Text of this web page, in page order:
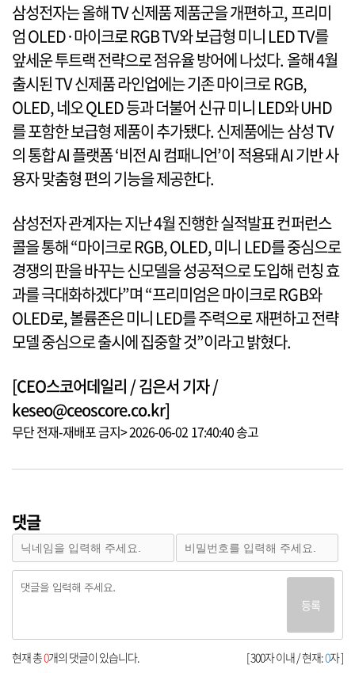
삼성전자는 올해 TV 신제품 제품군을 개편하고, 프리미
엄 OLED·마이크로 RGB TV와 보급형 미니 LED TV를
앞세운 투트랙 전략으로 점유율 방어에 나섰다. 올해 4월
출시된 TV 신제품 라인업에는 기존 마이크로 RGB,
OLED, 네오 QLED 등과 더불어 신규 미니 LED와 UHD
를 포함한 보급형 제품이 추가됐다. 신제품에는 삼성 TV
의 통합 AI 플랫폼 ‘비전 AI 컴패니언’이 적용돼 AI 기반 사
용자 맞춤형 편의 기능을 제공한다.
삼성전자 관계자는 지난 4월 진행한 실적발표 컨퍼런스
콜을 통해 “마이크로 RGB, OLED, 미니 LED를 중심으로
경쟁의 판을 바꾸는 신모델을 성공적으로 도입해 런칭 효
과를 극대화하겠다”며 “프리미엄은 마이크로 RGB와
OLED로, 볼륨존은 미니 LED를 주력으로 재편하고 전략
모델 중심으로 출시에 집중할 것”이라고 밝혔다.
[CEO스코어데일리 / 김은서 기자 /
keseo@ceoscore.co.kr]
무단 전재-재배포 금지> 2026-06-02 17:40:40 송고
댓글
등록
[ 300자 이내 / 현재:0자 ]
현재 총0개의 댓글이 있습니다.